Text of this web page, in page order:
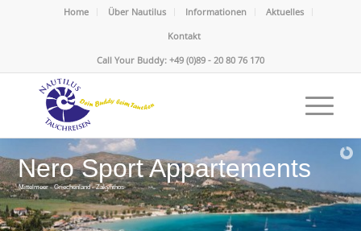
Home Über Nautilus Informationen
Aktuelles
Kontakt
Call Your Buddy: +49 (0)89 - 20 80 76 170
Nero Sport Appartements
Mittelmeer - Griechenland - Zakynthos